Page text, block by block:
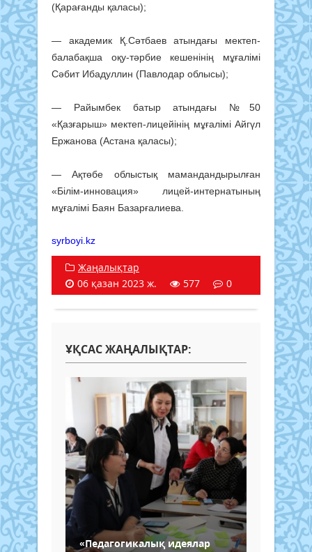
(Қарағанды қаласы);
— академик Қ.Сәтбаев атындағы мектеп-
балабақша оқу-тәрбие кешенінің мұғалімі
Сәбит Ибадуллин (Павлодар облысы);
— Райымбек батыр атындағы №50
«Қазғарыш» мектеп-лицейінің мұғалімі Айгүл
Ержанова (Астана қаласы);
— Ақтөбе облыстық мамандандырылған
«Білім-инновация» лицей-интернатының
мұғалімі Баян Базарғалиева.
syrboyi.kz
Жаңалықтар
06 қазан 2023 ж.
577 0
ҰҚСАС ЖАҢАЛЫҚТАР:
«Педагогикалық идеялар